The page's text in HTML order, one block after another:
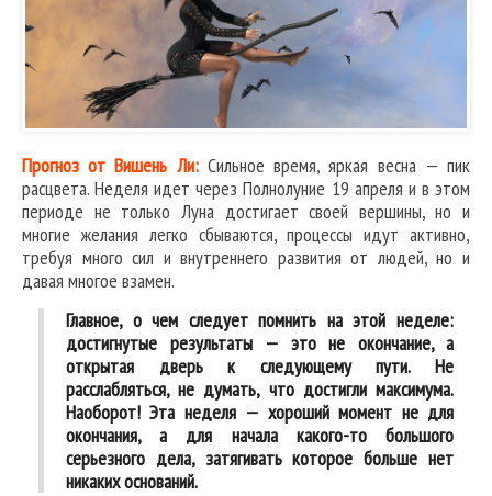
Прогноз от Вишень Ли: Сильное время, яркая весна — пик
расцвета. Неделя идет через Полнолуние 19 апреля и в этом
периоде не только Луна достигает своей вершины, но и
многие желания легко сбываются, процессы идут активно,
требуя много сил и внутреннего развития от людей, но и
давая многое взамен.
Главное, о чем следует помнить на этой неделе:
достигнутые результаты — это не окончание, а
открытая дверь к следующему пути. Не
расслабляться, не думать, что достигли максимума.
Наоборот! Эта неделя — хороший момент не для
окончания, а для начала какого-то большого
серьезного дела, затягивать которое больше нет
никаких оснований.